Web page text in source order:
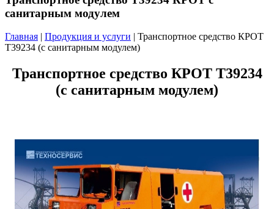
санитарным модулем
Главная | Продукция и услуги | Транспортное средство КРОТ
Т39234 (с санитарным модулем)
Транспортное средство КРОТ Т39234
(с санитарным модулем)